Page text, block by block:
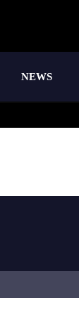
NEWS